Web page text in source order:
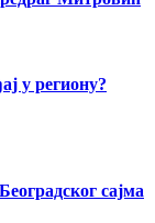
у региону?
сајма